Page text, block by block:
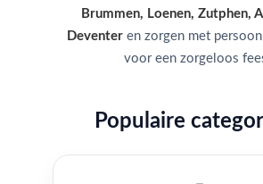
Brummen, Loenen, Zutphen,
Deventer en zorgen met
voor een zorgeloos
Populaire